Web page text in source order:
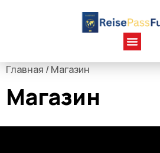
Главная / Магазин
Магазин